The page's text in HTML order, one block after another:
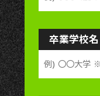
卒業学校名